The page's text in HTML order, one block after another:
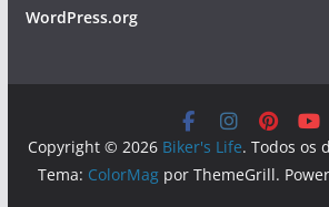
WordPress.org
Copyright © 2026 Biker's Life. Todos os
Tema: ColorMagpor ThemeGrill.